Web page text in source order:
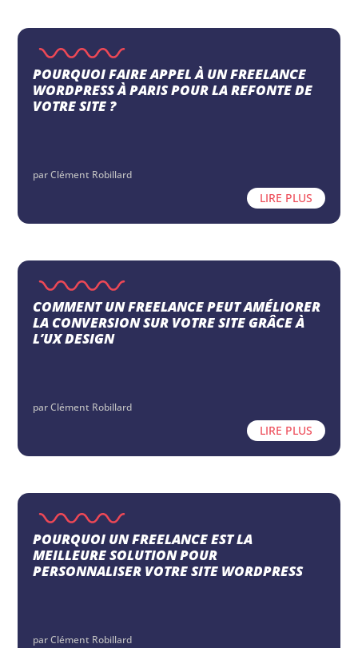
POURQUOI FAIRE APPEL À UN FREELANCE
WORDPRESS À PARIS POUR LA REFONTE DE
VOTRE SITE ?
parClément Robillard
LIRE PLUS
COMMENT UN FREELANCE PEUT AMÉLIORER
LA CONVERSION SUR VOTRE SITE GRÂCE À
L’UX DESIGN
parClément Robillard
LIRE PLUS
POURQUOI UN FREELANCE EST LA
MEILLEURE SOLUTION POUR
PERSONNALISER VOTRE SITE WORDPRESS
parClément Robillard